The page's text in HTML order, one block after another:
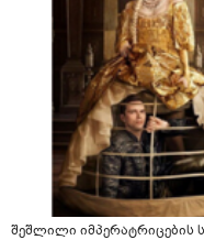
შეშლილი იმპერატრიცების